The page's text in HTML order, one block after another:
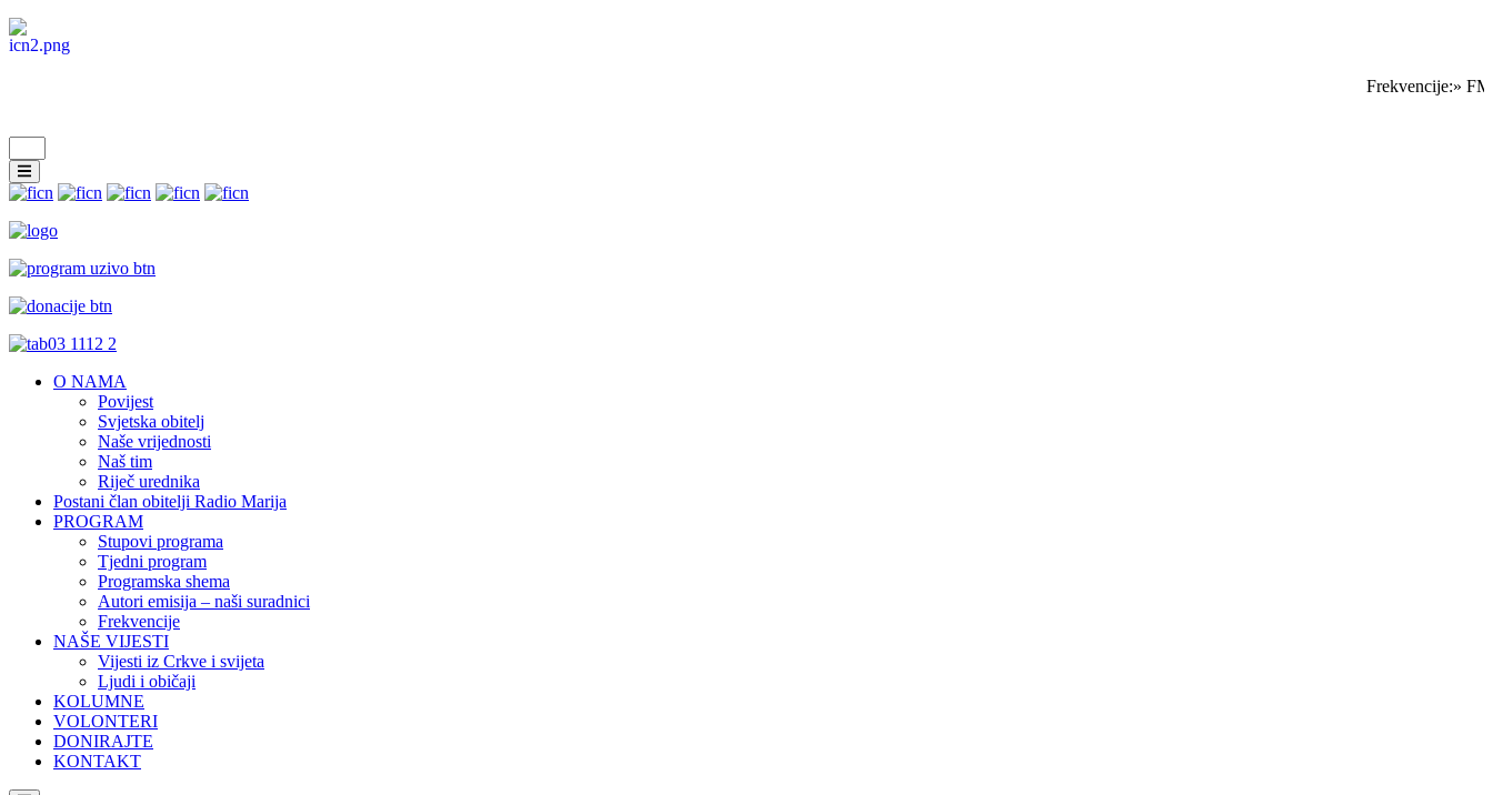
Frekvencije:» FM
O NAMA
Povijest
Svjetska obitelj
Naše vrijednosti
Naš tim
Riječ urednika
Postani član obitelji Radio Marija
PROGRAM
Stupovi programa
Tjedni program
Programska shema
Autori emisija – naši suradnici
Frekvencije
NAŠE VIJESTI
Vijesti iz Crkve i svijeta
Ljudi i običaji
KOLUMNE
VOLONTERI
DONIRAJTE
KONTAKT